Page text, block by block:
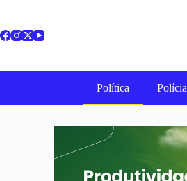
Política Polícia